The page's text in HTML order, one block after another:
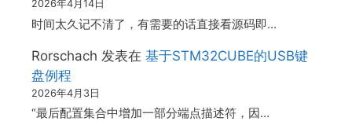
2026年4月14日
时间太久记不清了，有需要的话直接看源码即…
Rorschach 发表在 基于STM32CUBE的USB键
盘例程
2026年4月3日
“最后配置集合中增加一部分端点描述符，因…